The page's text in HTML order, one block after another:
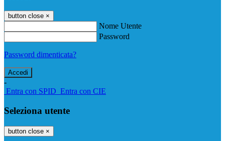
button close ×
Nome Utente
Password
Password dimenticata?
-
Entra con SPID Entra con CIE
Seleziona utente
button close ×